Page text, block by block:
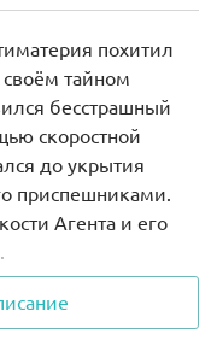
похитил
тайном
бесстрашный
скоростной
до укрытия
приспешниками.
Агента и его
построить
собой